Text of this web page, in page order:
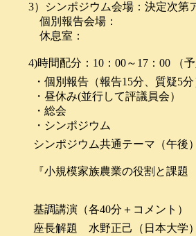
3）シンポジウム会場：決定次第
個別報告会場：
休息室：
4)時間配分：10：00～17：00 （予
・個別報告（報告15分、質疑5分
・昼休み(並行して評議員会）
・総会
・シンポジウム
シンポジウム共通テーマ（午後
『小規模家族農業の役割と課
基調講演（各40分＋コメント）
座長解題 水野正己（日本大学）